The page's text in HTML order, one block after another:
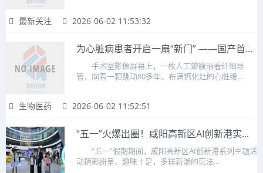
最新关注 2026-06-02 11:53:32
为心脏病患者开启一扇“新门” ——国产首...
手术室影像屏幕上，一枚人工瓣膜沿着纤细导
管，向着一颗跳动80多年、布满钙化灶的心脏缓...
生物医药 2026-06-02 11:52:51
“五一”火爆出圈！咸阳高新区AI创新港实...
“五一”假期期间，咸阳高新区AI创新港系列主题活
动精彩纷呈、趣味十足，多样新潮的玩法...